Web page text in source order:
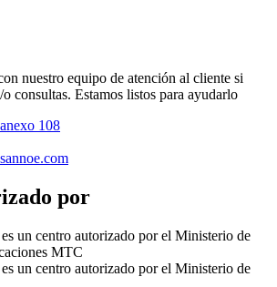
nuestro equipo de atención al cliente si
consultas. Estamos listos para ayudarlo
108
por